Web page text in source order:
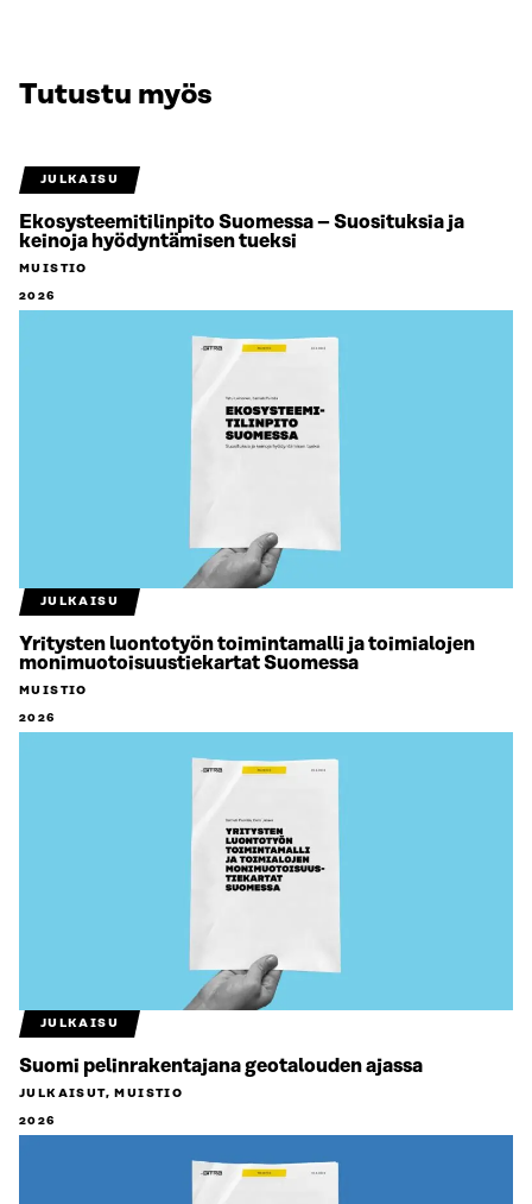
Tutustu myös
JULKAISU
Ekosysteemitilinpito Suomessa – Suosituksia ja
keinoja hyödyntämisen tueksi
MUISTIO
2026
JULKAISU
Yritysten luontotyön toimintamalli ja toimialojen
monimuotoisuustiekartat Suomessa
MUISTIO
2026
JULKAISU
Suomi pelinrakentajana geotalouden ajassa
JULKAISUT, MUISTIO
2026